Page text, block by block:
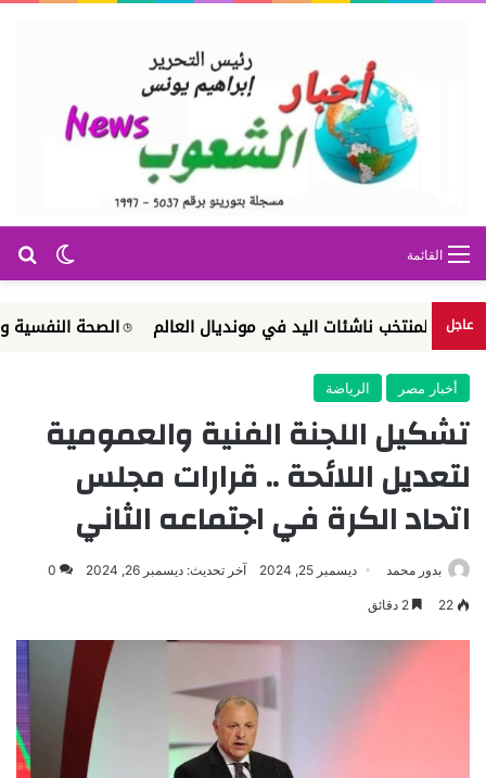
الوضع القائمة
عاجل ناشئات اليد في مونديال العالم الصحة النفسية والإرشاد
أخبار مصر الرياضة
تشكيل اللجنة الفنية والعمومية
لتعديل اللائحة .. قرارات مجلس
اتحاد الكرة في اجتماعه الثاني
بدور محمد ديسمبر 25, 2024 آخر تحديث: ديسمبر 26, 2024 0
22